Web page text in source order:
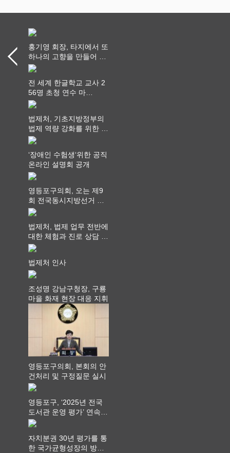
홍기영 회장, 타지에서 또
하나의 고향을 만들어 가
다
전 세계 한글학교 교사 2
56명 초청 연수 마
쳐...“수업은 더 깊게, 교
법제처, 기초지방정부의
법제 역량 강화를 위한 전
라권 현장설명회 개최
‘장애인 수험생‘위한 공직
온라인 설명회 공개
영등포구의회, 오는 제9
회 전국동시지방선거 ‧
"공직사회는 어느 때보다
를 지켜야 할 것"
법제처, 법제 업무 전반에
대한 체험과 진로 상담 기
회 제공
법제처 인사
조성명 강남구청장, 구룡
마을 화재 현장 대응 지휘
영등포구의회, 본회의 안
건처리 및 구정질문 실시
영등포구, ‘2025년 전국
도서관 운영 평가’ 연속
최고 영예 장관상에서 ‘대
자치분권 30년 평가를 통
한 국가균형성장의 방향